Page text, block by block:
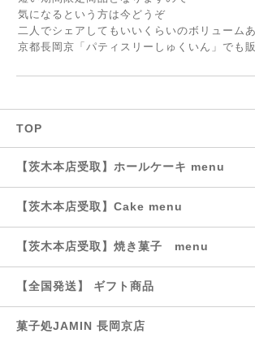
気になるという方は今どうぞ
二人でシェアしてもいいくらいのボリューム
京都長岡京「パティスリーしゅくいん」でも
TOP
【茨木本店受取】ホールケーキ menu
【茨木本店受取】Cake menu
【茨木本店受取】焼き菓子 menu
【全国発送】 ギフト商品
菓子処JAMIN 長岡京店